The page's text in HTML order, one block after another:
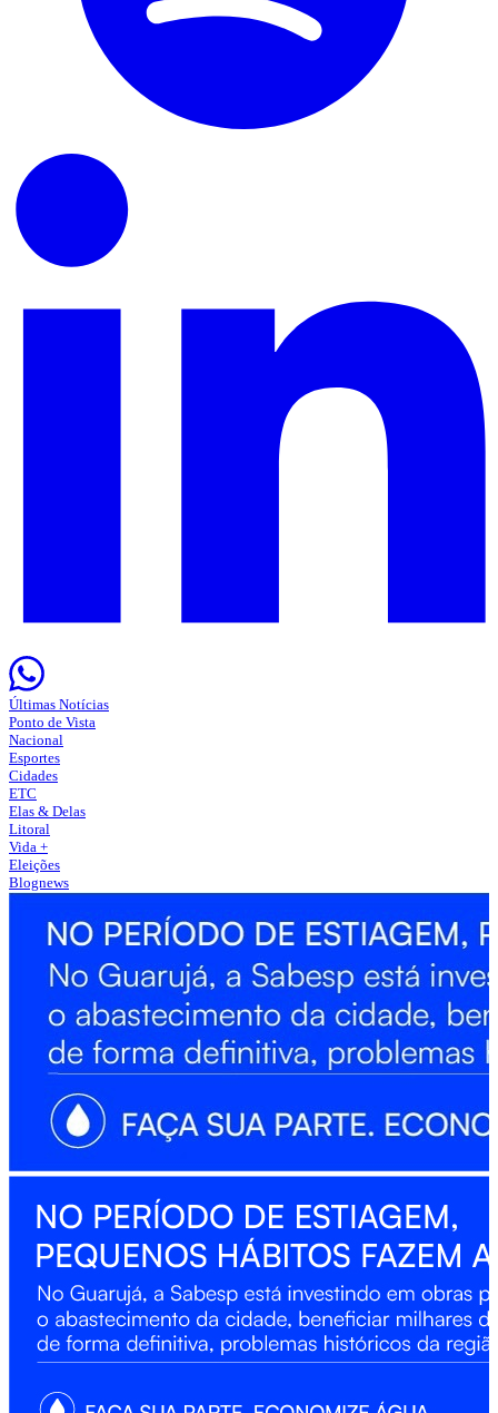
Últimas Notícias
Ponto de Vista
Nacional
Esportes
Cidades
ETC
Elas & Delas
Litoral
Vida +
Eleições
Blognews